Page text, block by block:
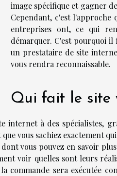
image spécifique et gagner
Cependant, c'est l'approche
entreprises ont, ce qui
démarquer. C'est pourquoi il
un prestataire de site
vous rendra reconnaissable.
Qui fait le site
à des spécialistes,
vous sachiez exactement
vous pouvez en savoir
voir quelles sont leurs
commande sera exécutée